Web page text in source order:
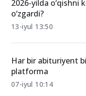
2026-yilda o‘qishni
o‘zgardi?
13-iyul 13:50
Har bir abituriyent
platforma
07-iyul 10:14